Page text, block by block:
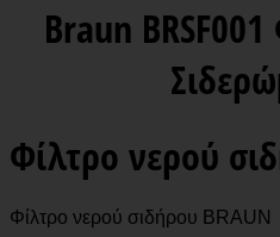
Braun
Φίλτρο νερού
Φίλτρο νερού σιδήρου BRAUN